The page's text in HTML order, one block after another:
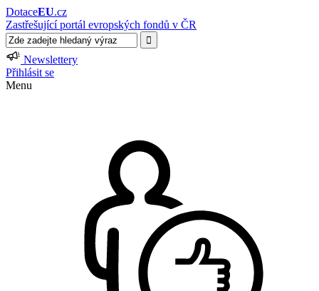
DotaceEU.cz
Zastřešující portál evropských fondů v ČR
Newslettery
Přihlásit se
Menu